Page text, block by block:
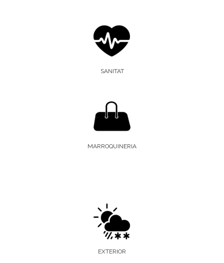
SANITAT
MARROQUINERIA
EXTERIOR